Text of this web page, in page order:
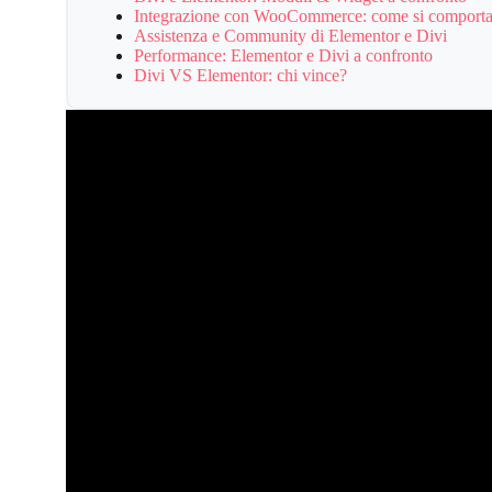
Integrazione con WooCommerce: come si
Assistenza e Community di Elementor e Divi
Performance: Elementor e Divi a confronto
Divi VS Elementor: chi vince?